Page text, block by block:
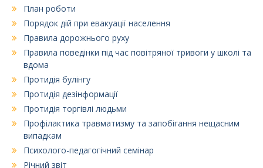
План роботи
Порядок дій при евакуації населення
Правила дорожнього руху
Правила поведінки під час повітряної тривоги у школі та
вдома
Протидія булінгу
Протидія дезінформації
Протидія торгівлі людьми
Профілактика травматизму та запобігання нещасним
випадкам
Психолого-педагогічний семінар
Річний звіт